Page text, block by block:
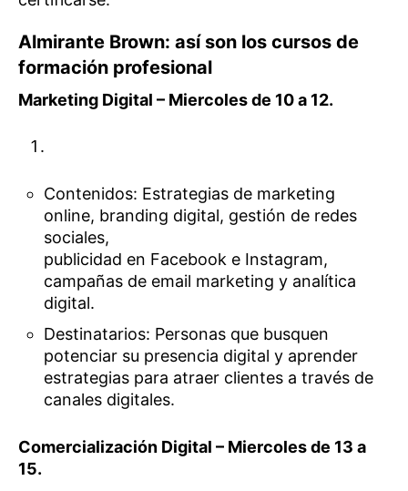
Almirante Brown: así son los cursos de
formación profesional
Marketing Digital – Miercoles de 10 a 12.
Contenidos: Estrategias de marketing
online, branding digital, gestión de redes
sociales,
publicidad en Facebook e Instagram,
campañas de email marketing y analítica
digital.
Destinatarios: Personas que busquen
potenciar su presencia digital y aprender
estrategias para atraer clientes a través de
canales digitales.
Comercialización Digital – Miercoles de 13 a
15.